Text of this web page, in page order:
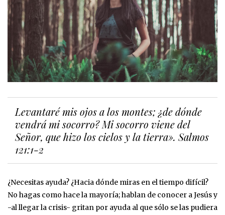
Levantaré mis ojos a los montes; ¿de dónde
vendrá mi socorro? Mi socorro viene del
Señor, que hizo los cielos y la tierra». Salmos‬
‭121:1-2‬ ‭
¿Necesitas ayuda? ¿Hacia dónde miras en el tiempo difícil?
No hagas como hace la mayoría; hablan de conocer a Jesús y
-al llegar la crisis- gritan por ayuda al que sólo se las pudiera